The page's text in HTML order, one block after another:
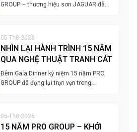
GROUP – thương hiệu sơn JAGUAR đã…
05-Th8-2026
NHÌN LẠI HÀNH TRÌNH 15 NĂM
QUA NGHỆ THUẬT TRANH CÁT
Đêm Gala Dinner kỷ niệm 15 năm PRO
GROUP đã đọng lại trọn vẹn trong…
05-Th8-2026
15 NĂM PRO GROUP – KHỞI